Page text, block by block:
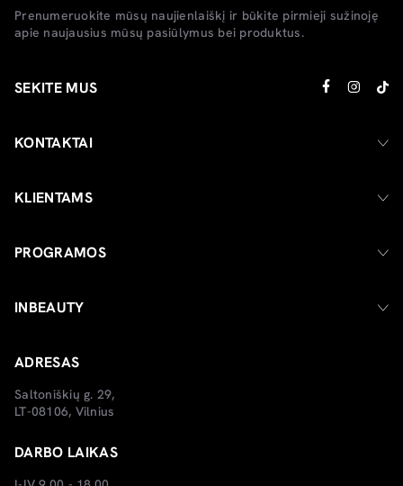
Prenumeruokite mūsų naujienlaiškį ir būkite pirmieji sužinoję
apie naujausius mūsų pasiūlymus bei produktus.
SEKITE MUS
KONTAKTAI
KLIENTAMS
PROGRAMOS
INBEAUTY
ADRESAS
Saltoniškių g. 29,
LT-08106, Vilnius
DARBO LAIKAS